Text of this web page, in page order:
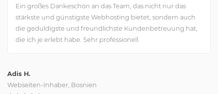
Ein großes Dankeschön an das Team, das nicht nur das
stärkste und günstigste Webhosting bietet, sondern auch
die geduldigste und freundlichste Kundenbetreuung hat,
die ich je erlebt habe. Sehr professionell.
Adis H.
Webseiten-Inhaber, Bosnien